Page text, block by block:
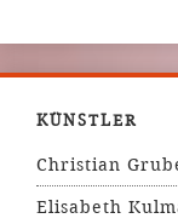
KÜNSTLER
Christian
Elisabeth